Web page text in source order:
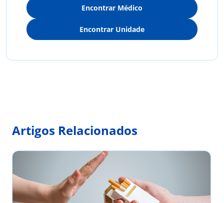
Encontrar Médico
Encontrar Unidade
Artigos Relacionados